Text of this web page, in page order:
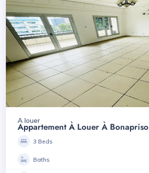
A louer
Appartement À Louer À Bonapriso
3 Beds
Baths